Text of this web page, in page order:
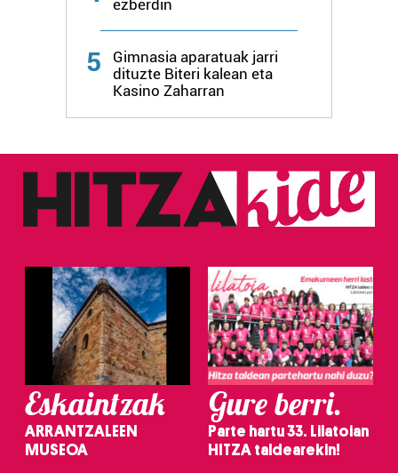
ezberdin
5
Gimnasia aparatuak jarri
dituzte Biteri kalean eta
Kasino Zaharran
Eskaintzak
ARRANTZALEEN
MUSEOA
Gure berri.
Parte hartu 33. Lilatoian
HITZA taldearekin!